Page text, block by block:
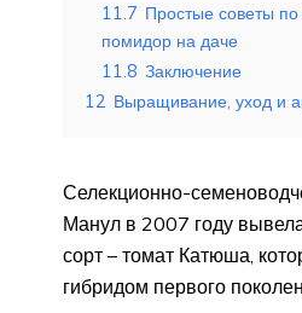
11.7 Простые советы
помидор на даче
11.8 Заключение
12 Выращивание, уход и
Селекционно-
Манул в 2007 году
сорт – томат Катюша,
гибридом первого